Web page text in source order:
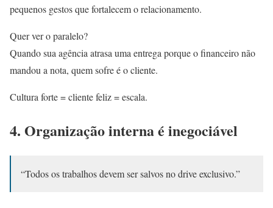
pequenos gestos que fortalecem o relacionamento.
Quer ver o paralelo?
Quando sua agência atrasa uma entrega porque o financeiro não
mandou a nota, quem sofre é o cliente.
Cultura forte = cliente feliz = escala.
4. Organização interna é inegociável
“Todos os trabalhos devem ser salvos no drive exclusivo.”